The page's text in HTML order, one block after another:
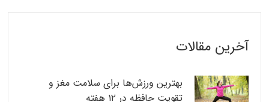
آخرین مقالات
بهترین ورزش‌ها برای سلامت مغز و
تقویت حافظه در ۱۲ هفته